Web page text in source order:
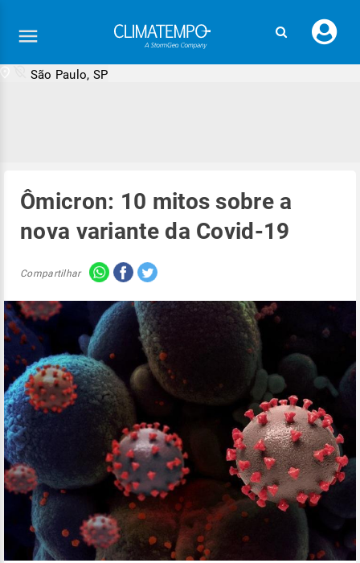
seu
São Paulo, SP
Ômicron: 10 mitos sobre a
nova variante da Covid-19
Compartilhar